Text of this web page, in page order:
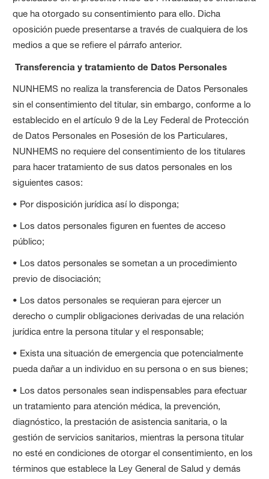
que ha otorgado su consentimiento para ello. Dicha
oposición puede presentarse a través de cualquiera de los
medios a que se refiere el párrafo anterior.
Transferencia y tratamiento de Datos Personales
NUNHEMS no realiza la transferencia de Datos Personales
sin el consentimiento del titular, sin embargo, conforme a lo
establecido en el artículo 9 de la Ley Federal de Protección
de Datos Personales en Posesión de los Particulares,
NUNHEMS no requiere del consentimiento de los titulares
para hacer tratamiento de sus datos personales en los
siguientes casos:
• Por disposición jurídica así lo disponga;
• Los datos personales figuren en fuentes de acceso
público;
• Los datos personales se sometan a un procedimiento
previo de disociación;
• Los datos personales se requieran para ejercer un
derecho o cumplir obligaciones derivadas de una relación
jurídica entre la persona titular y el responsable;
• Exista una situación de emergencia que potencialmente
pueda dañar a un individuo en su persona o en sus bienes;
• Los datos personales sean indispensables para efectuar
un tratamiento para atención médica, la prevención,
diagnóstico, la prestación de asistencia sanitaria, o la
gestión de servicios sanitarios, mientras la persona titular
no esté en condiciones de otorgar el consentimiento, en los
términos que establece la Ley General de Salud y demás